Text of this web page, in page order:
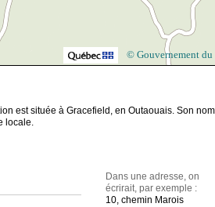
© Gouvernement du
est située à Gracefield, en Outaouais. Son nom
locale.
Dans une adresse, on
écrirait, par exemple :
10, chemin Marois